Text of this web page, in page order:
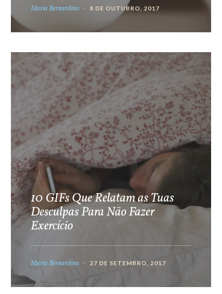
Maria Bernardino 8 DE OUTUBRO, 2017
10 GIFs Que Relatam as Tuas
Desculpas Para Não Fazer
Exercício
Maria Bernardino 27 DE SETEMBRO, 2017